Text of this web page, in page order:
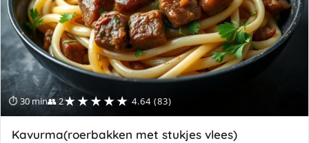
⏱ 30 min👥 2★★★★★ 4.64 (83)
Kavurma(roerbakken met stukjes vlees)